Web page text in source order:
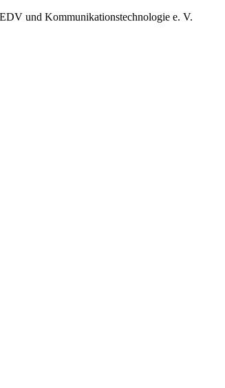
und Kommunikationstechnologie e. V.